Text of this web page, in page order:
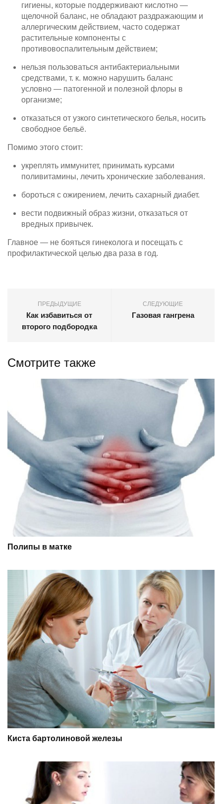
гигиены, которые поддерживают кислотно —
щелочной баланс, не обладают раздражающим и
аллергическим действием, часто содержат
растительные компоненты с
противовоспалительным действием;
нельзя пользоваться антибактериальными
средствами, т. к. можно нарушить баланс
условно — патогенной и полезной флоры в
организме;
отказаться от узкого синтетического белья, носить
свободное бельё.
Помимо этого стоит:
укреплять иммунитет, принимать курсами
поливитамины, лечить хронические заболевания.
бороться с ожирением, лечить сахарный диабет.
вести подвижный образ жизни, отказаться от
вредных привычек.
Главное — не бояться гинеколога и посещать с
профилактической целью два раза в год.
ПРЕДЫДУЩИЕ
Как избавиться от
второго подбородка
СЛЕДУЮЩИЕ
Газовая гангрена
Смотрите также
Полипы в матке
Киста бартолиновой железы